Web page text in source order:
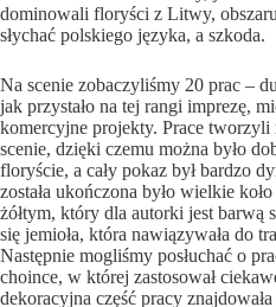
dominowali floryści z Litwy,
słychać polskiego języka, a szkoda.
Na scenie zobaczyliśmy 20 prac –
jak przystało na tej rangi imprezę,
komercyjne projekty. Prace
scenie, dzięki czemu można było
floryście, a cały pokaz był bardzo
została ukończona było wielkie
żółtym, który dla autorki jest barwą
się jemioła, która nawiązywała do
Następnie mogliśmy posłuchać o
choince, w której zastosował
dekoracyjna część pracy